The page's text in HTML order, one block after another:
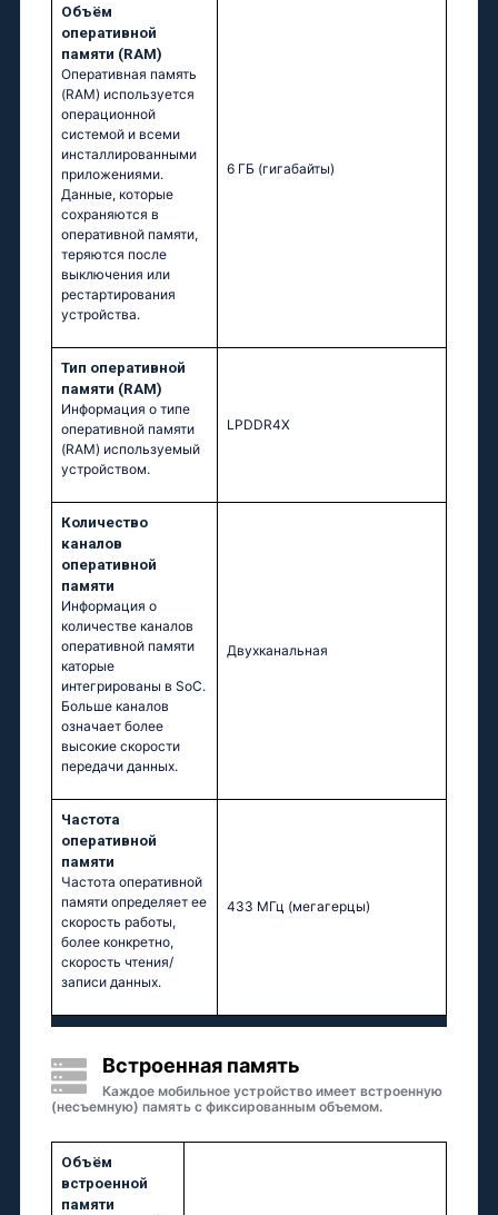
Объём
оперативной
памяти (RAM)
Оперативная память
(RAM) используется
операционной
системой и всеми
инсталлированными
приложениями.
Данные, которые
сохраняются в
оперативной памяти,
теряются после
выключения или
рестартирования
устройства.
6 ГБ (гигабайты)
Тип оперативной
памяти (RAM)
Информация о типе
оперативной памяти
(RAM) используемый
устройством.
LPDDR4X
Количество
каналов
оперативной
памяти
Информация о
количестве каналов
оперативной памяти
каторые
интегрированы в SoC.
Больше каналов
означает более
высокие скорости
передачи данных.
Двухканальная
Частота
оперативной
памяти
Частота оперативной
памяти определяет ее
скорость работы,
более конкретно,
скорость чтения/
записи данных.
433 МГц (мегагерцы)
Встроенная память
Каждое мобильное устройство имеет встроенную
(несъемную) память с фиксированным объемом.
Объём
встроенной
памяти